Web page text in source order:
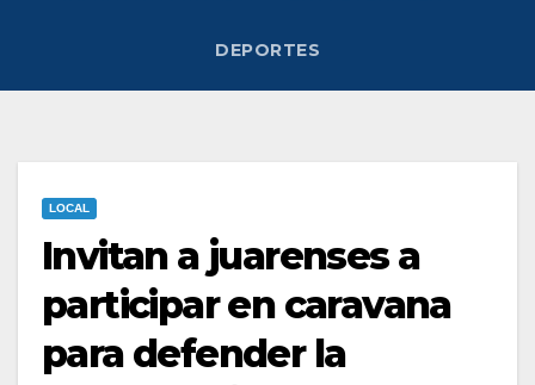
DEPORTES
LOCAL
Invitan a juarenses a
participar en caravana
para defender la